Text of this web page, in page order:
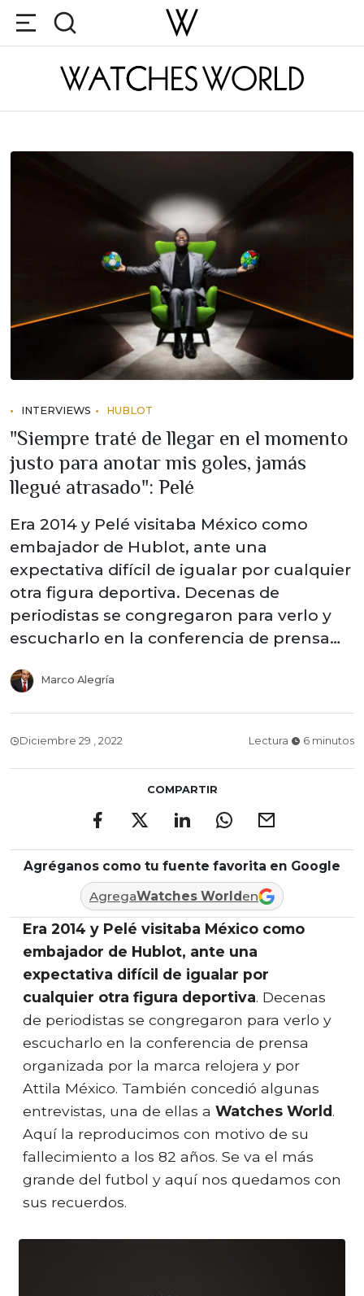
INTERVIEWS HUBLOT
"Siempre traté de llegar en el momento
justo para anotar mis goles, jamás
llegué atrasado": Pelé
Era 2014 y Pelé visitaba México como
embajador de Hublot, ante una
expectativa difícil de igualar por cualquier
otra figura deportiva. Decenas de
periodistas se congregaron para verlo y
escucharlo en la conferencia de prensa…
Marco Alegría
Diciembre 29 , 2022 Lectura 6 minutos
COMPARTIR
Agréganos como tu fuente favorita en Google
AgregaWatches World en
Era 2014 y Pelé visitaba México como
embajador de Hublot, ante una
expectativa difícil de igualar por
cualquier otra figura deportiva. Decenas
de periodistas se congregaron para verlo y
escucharlo en la conferencia de prensa
organizada por la marca relojera y por
Attila México. También concedió algunas
entrevistas, una de ellas a Watches World.
Aquí la reproducimos con motivo de su
fallecimiento a los 82 años. Se va el más
grande del futbol y aquí nos quedamos con
sus recuerdos.